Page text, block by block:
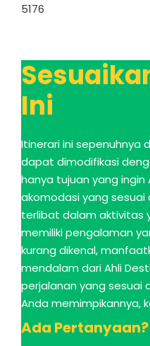
5176
Ini
Itinerari ini sepenuhnya
dapat dimodifikasi
hanya tujuan yang ingin
akomodasi yang
terlibat dalam aktivitas
memiliki pengalaman
kurang dikenal,
mendalam dari Ahli
perjalanan yang sesuai
Anda memimpikannya,
Ada Pertanyaan?